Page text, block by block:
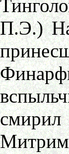
П.Э.)
смирил